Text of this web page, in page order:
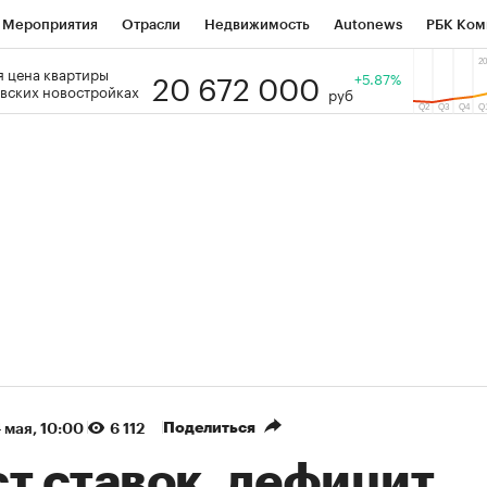
Мероприятия Отрасли Недвижимость Autonews РБК
РБК Образование Тренды
цена квартиры
новостройках
20 672 000 руб
+5.87%
мая, 10:00 6 112 Поделиться